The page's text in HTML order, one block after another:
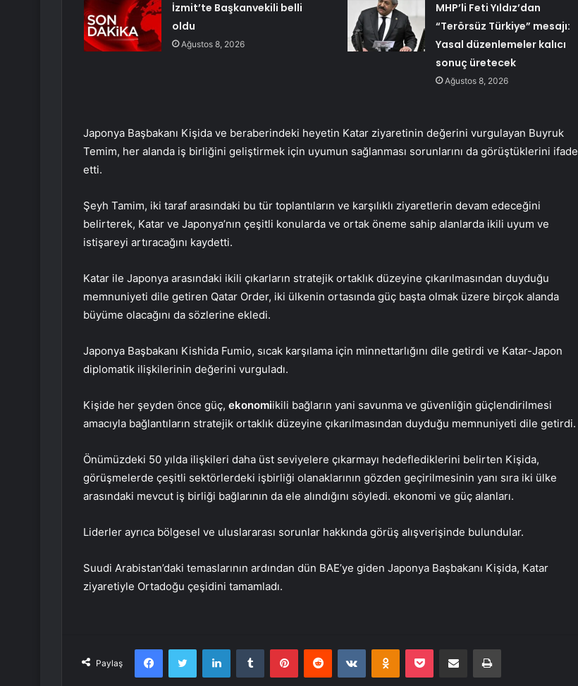
İzmit’te Başkanvekili belli
oldu
Ağustos 8, 2026
MHP’li Feti Yıldız’dan
“Terörsüz Türkiye” mesajı:
Yasal düzenlemeler kalıcı
sonuç üretecek
Ağustos 8, 2026
Japonya Başbakanı Kişida ve beraberindeki heyetin Katar ziyaretinin değerini vurgulayan Buyruk
Temim, her alanda iş birliğini geliştirmek için uyumun sağlanması sorunlarını da görüştüklerini ifade
etti.
Şeyh Tamim, iki taraf arasındaki bu tür toplantıların ve karşılıklı ziyaretlerin devam edeceğini
belirterek, Katar ve Japonya’nın çeşitli konularda ve ortak öneme sahip alanlarda ikili uyum ve
istişareyi artıracağını kaydetti.
Katar ile Japonya arasındaki ikili çıkarların stratejik ortaklık düzeyine çıkarılmasından duyduğu
memnuniyeti dile getiren Qatar Order, iki ülkenin ortasında güç başta olmak üzere birçok alanda
büyüme olacağını da sözlerine ekledi.
Japonya Başbakanı Kishida Fumio, sıcak karşılama için minnettarlığını dile getirdi ve Katar-Japon
diplomatik ilişkilerinin değerini vurguladı.
Kişide her şeyden önce güç, ekonomiikili bağların yani savunma ve güvenliğin güçlendirilmesi
amacıyla bağlantıların stratejik ortaklık düzeyine çıkarılmasından duyduğu memnuniyeti dile getirdi.
Önümüzdeki 50 yılda ilişkileri daha üst seviyelere çıkarmayı hedeflediklerini belirten Kişida,
görüşmelerde çeşitli sektörlerdeki işbirliği olanaklarının gözden geçirilmesinin yanı sıra iki ülke
arasındaki mevcut iş birliği bağlarının da ele alındığını söyledi. ekonomi ve güç alanları.
Liderler ayrıca bölgesel ve uluslararası sorunlar hakkında görüş alışverişinde bulundular.
Suudi Arabistan’daki temaslarının ardından dün BAE’ye giden Japonya Başbakanı Kişida, Katar
ziyaretiyle Ortadoğu çeşidini tamamladı.
Paylaş
FacebookTwitter LinkedInTumblr PinterestReddit VKontakteOdnoklassniki
Pocket E-Posta ile paylaş Yazdır